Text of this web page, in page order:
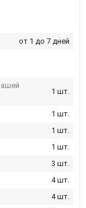
от 1 до 7 дней
1 шт.
1 шт.
1 шт.
1 шт.
3 шт.
4 шт.
4 шт.